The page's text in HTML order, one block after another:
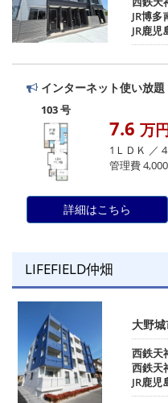
JR博多
JR鹿児
インターネット使い放題
103 号
7.6 万
1ＬＤＫ ／
管理費
詳細はこちら
LIFEFIELD仲畑
大野
西鉄天
西鉄天
JR鹿児